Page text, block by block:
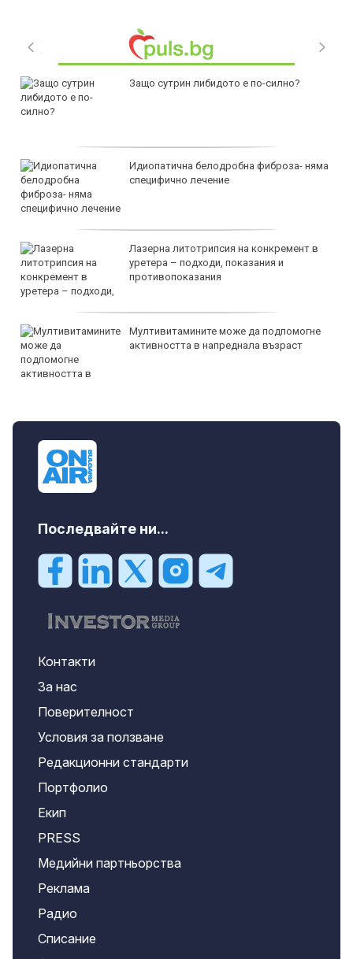
Защо сутрин либидото е по-силно?
Идиопатична белодробна фиброза- няма
специфично лечение
Лазерна литотрипсия на конкремент в
уретера – подходи, показания и
противопоказания
Мултивитамините може да подпомогне
активността в напреднала възраст
Последвайте ни...
Контакти
За нас
Поверителност
Условия за ползване
Редакционни стандарти
Портфолио
Екип
PRESS
Медийни партньорства
Реклама
Радио
Списание